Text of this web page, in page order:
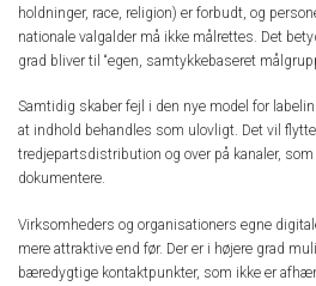
holdninger, race, religion) er forbudt, og
nationale valgalder må ikke målrettes. Det
grad bliver til “egen, samtykkebaseret
Samtidig skaber fejl i den nye model for
at indhold behandles som ulovligt. Det vil
tredjepartsdistribution og over på kanaler,
dokumentere.
Virksomheders og organisationers egne
mere attraktive end før. Der er i højere grad
bæredygtige kontaktpunkter, som ikke er